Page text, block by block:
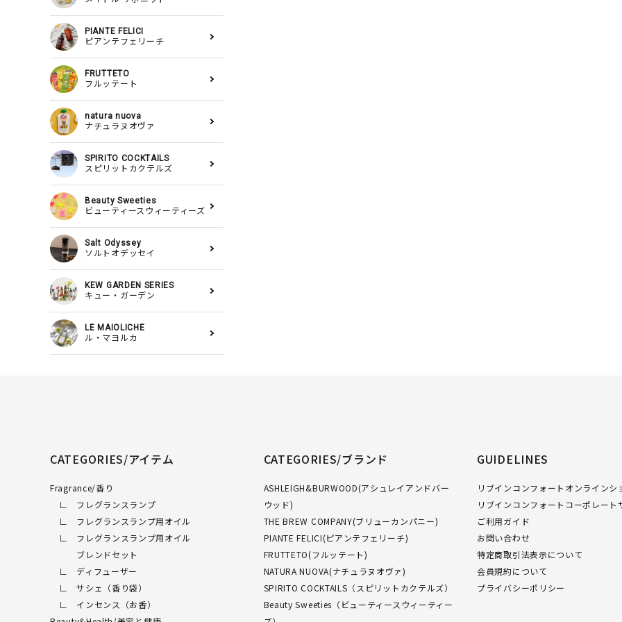
PIANTE FELICI
ピアンテフェリーチ
FRUTTETO
フルッテート
natura nuova
ナチュラヌオヴァ
SPIRITO COCKTAILS
スピリットカクテルズ
Beauty Sweeties
ビューティースウィーティーズ
Salt Odyssey
ソルトオデッセイ
KEW GARDEN SERIES
キュー・ガーデン
LE MAIOLICHE
ル・マヨルカ
CATEGORIES/アイテム
Fragrance/香り
∟ フレグランスランプ
∟ フレグランスランプ用オイル
∟ フレグランスランプ用オイル
ブレンドセット
∟ ディフューザー
∟ サシェ（香り袋）
∟ インセンス（お香）
CATEGORIES/ブランド
ASHLEIGH&BURWOOD(アシュレイアンドバー
ウッド)
THE BREW COMPANY(ブリューカンパニー)
PIANTE FELICI(ピアンテフェリーチ)
FRUTTETO(フルッテート)
NATURA NUOVA(ナチュラヌオヴァ)
SPIRITO COCKTAILS（スピリットカクテルズ）
Beauty Sweeties（ビューティースウィーティー
GUIDELINES
リブインコンフォートオンラインシ
リブインコンフォートコーポレート
ご利用ガイド
お問い合わせ
特定商取引法表示について
会員規約について
プライバシーポリシー